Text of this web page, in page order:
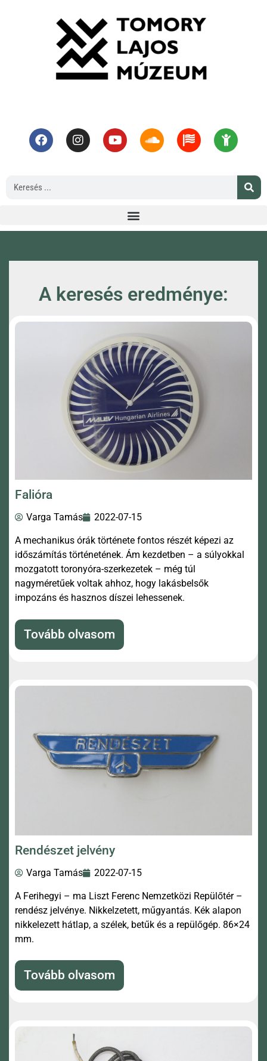
A keresés eredménye:
Falióra
Varga Tamás 2022-07-15
A mechanikus órák története fontos részét képezi az
időszámítás történetének. Ám kezdetben – a súlyokkal
mozgatott toronyóra-szerkezetek – még túl
nagyméretűek voltak ahhoz, hogy lakásbelsők
impozáns és hasznos díszei lehessenek.
Tovább olvasom
Rendészet jelvény
Varga Tamás 2022-07-15
A Ferihegyi – ma Liszt Ferenc Nemzetközi Repülőtér –
rendész jelvénye. Nikkelzetett, műgyantás. Kék alapon
nikkelezett hátlap, a szélek, betűk és a repülőgép. 86×24
mm.
Tovább olvasom